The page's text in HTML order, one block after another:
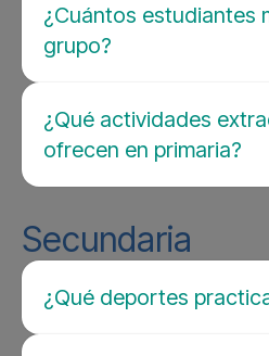
¿Cuántos estudiantes
grupo?
¿Qué actividades
ofrecen en primaria?
Secundaria
¿Qué deportes